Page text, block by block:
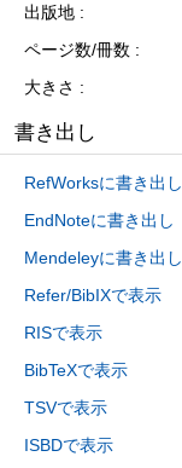
出版地
ページ数/冊数
大きさ
書き出し
RefWorksに書き出し
EndNoteに書き出し
Mendeleyに書き出し
Refer/BibIXで表示
RISで表示
BibTeXで表示
TSVで表示
ISBDで表示